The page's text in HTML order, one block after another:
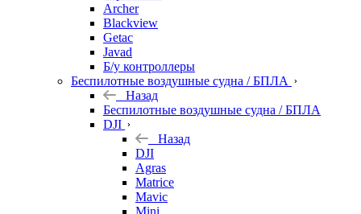
Archer
Blackview
Getac
Javad
Б/у контроллеры
Беспилотные воздушные судна / БПЛА
Назад
Беспилотные воздушные судна / БПЛА
DJI
Назад
DJI
Agras
Matrice
Mavic
Mini